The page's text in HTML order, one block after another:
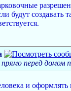
будут
перед домом
и